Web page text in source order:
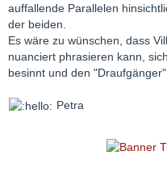
auffallende Parallelen
der beiden.
Es wäre zu wünschen, dass
nuanciert phrasieren kann,
besinnt und den
Petra